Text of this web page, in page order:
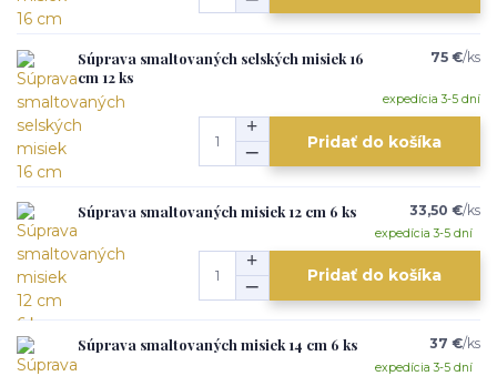
Súprava smaltovaných selských misiek 16
cm 12 ks
75 €/ks
expedícia 3-5 dní
Pridať do košíka
Súprava smaltovaných misiek 12 cm 6 ks 33,50 €/ks
expedícia 3-5 dní
Pridať do košíka
Súprava smaltovaných misiek 14 cm 6 ks 37 €/ks
expedícia 3-5 dní